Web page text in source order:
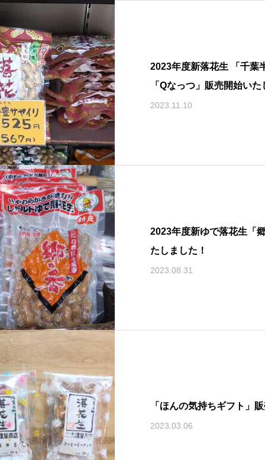
2023年度新落花生 「千葉
「Qなっつ」販売開始い
2023.11.10
2023年度新ゆで落花生「
たしました！
2023.08.31
「ほんの気持ちギフト」
2023.03.06